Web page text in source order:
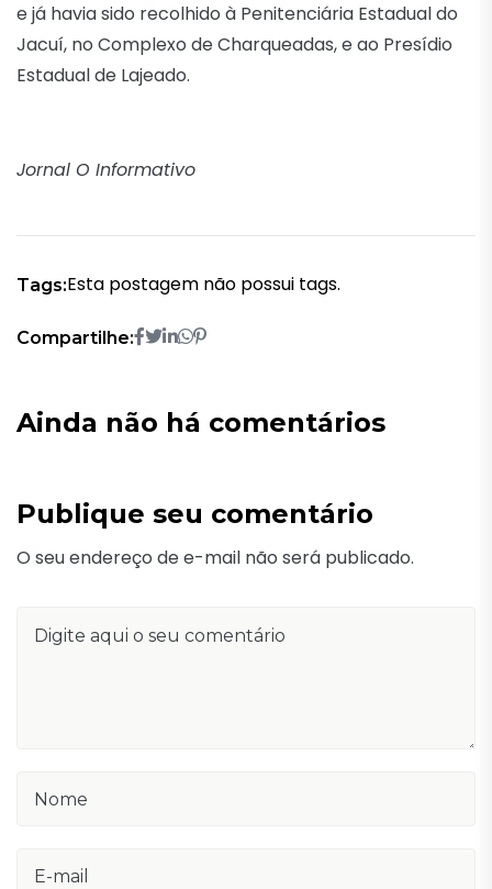
e já havia sido recolhido à Penitenciária Estadual do
Jacuí, no Complexo de Charqueadas, e ao Presídio
Estadual de Lajeado.
Jornal O Informativo
Tags:Esta postagem não possui tags.
Compartilhe:
Ainda não há comentários
Publique seu comentário
O seu endereço de e-mail não será publicado.